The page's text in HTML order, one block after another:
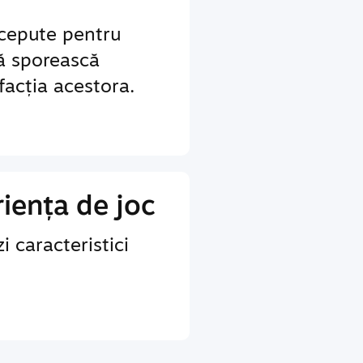
pentru
sporească
acestora.
de joc
caracteristici